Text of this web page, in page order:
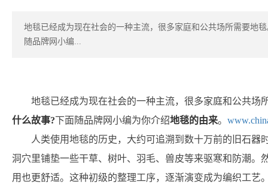
地毯已经成为现在社会的一种主流，很多家庭和公共场所需要地
随品牌网小编...
地毯已经成为现在社会的一种主流，很多家庭和公共场
什么故事?下面随品牌网小编为你介绍地毯的由来。
人类使用地毯的历史，大约可追溯到数十万前的旧石
洞穴里铺垫一些干草、树叶、羽毛、兽皮等来驱寒和防潮。
用也更舒适。这种初级的整理工序，逐渐演变成为编织工